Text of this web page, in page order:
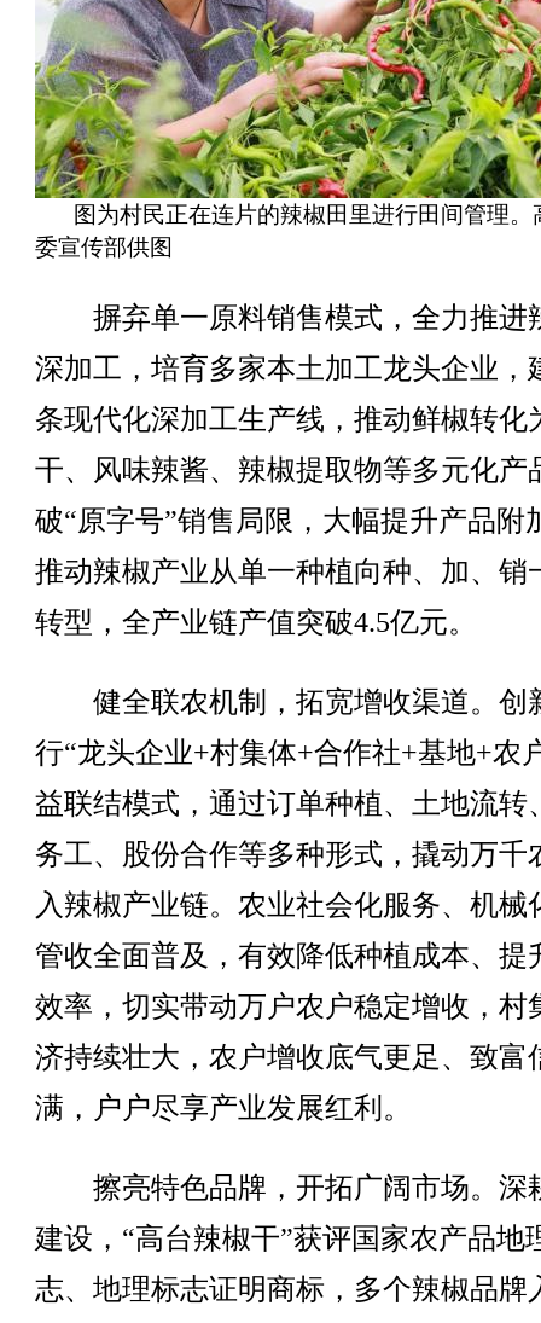
图为村民正在连片的辣椒田里进行田间管理。
委宣传部供图
摒弃单一原料销售模式，全力推进
深加工，培育多家本土加工龙头企业，
条现代化深加工生产线，推动鲜椒转化
干、风味辣酱、辣椒提取物等多元化产
破“原字号”销售局限，大幅提升产品附
推动辣椒产业从单一种植向种、加、销
转型，全产业链产值突破4.5亿元。
健全联农机制，拓宽增收渠道。创
行“龙头企业+村集体+合作社+基地+农
益联结模式，通过订单种植、土地流转
务工、股份合作等多种形式，撬动万千
入辣椒产业链。农业社会化服务、机械
管收全面普及，有效降低种植成本、提
效率，切实带动万户农户稳定增收，村
济持续壮大，农户增收底气更足、致富
满，户户尽享产业发展红利。
擦亮特色品牌，开拓广阔市场。深
建设，“高台辣椒干”获评国家农产品地
志、地理标志证明商标，多个辣椒品牌